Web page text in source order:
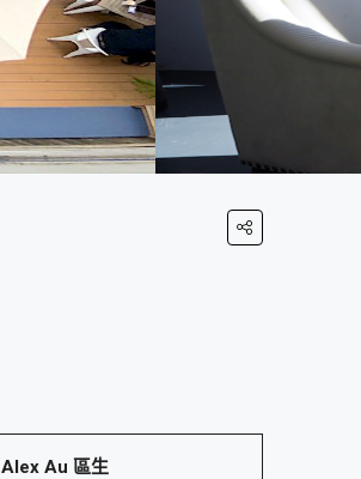
Alex Au 區生